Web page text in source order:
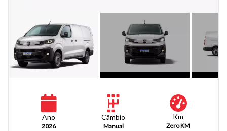
Ano
2026
Câmbio
Manual
Km
Zero KM